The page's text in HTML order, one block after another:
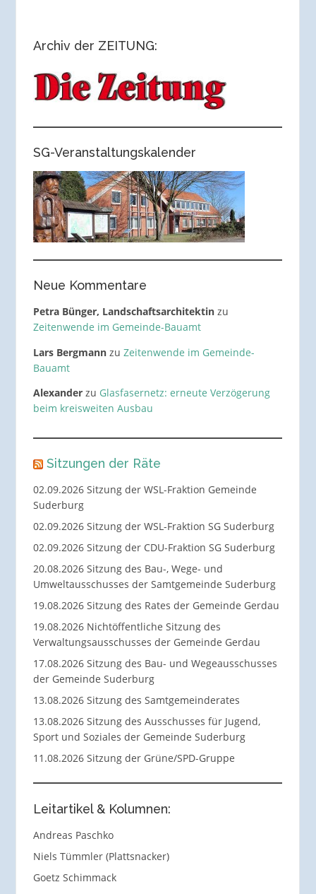
Archiv der ZEITUNG:
SG-Veranstaltungskalender
Neue Kommentare
Petra Bünger, Landschaftsarchitektinzu
Zeitenwende im Gemeinde-Bauamt
Lars Bergmannzu Zeitenwende im Gemeinde-
Bauamt
Alexanderzu Glasfasernetz: erneute Verzögerung
beim kreisweiten Ausbau
Sitzungen der Räte
02.09.2026 Sitzung der WSL-Fraktion Gemeinde
Suderburg
02.09.2026 Sitzung der WSL-Fraktion SG Suderburg
02.09.2026 Sitzung der CDU-Fraktion SG Suderburg
20.08.2026 Sitzung des Bau-, Wege- und
Umweltausschusses der Samtgemeinde Suderburg
19.08.2026 Sitzung des Rates der Gemeinde Gerdau
19.08.2026 Nichtöffentliche Sitzung des
Verwaltungsausschusses der Gemeinde Gerdau
17.08.2026 Sitzung des Bau- und Wegeausschusses
der Gemeinde Suderburg
13.08.2026 Sitzung des Samtgemeinderates
13.08.2026 Sitzung des Ausschusses für Jugend,
Sport und Soziales der Gemeinde Suderburg
11.08.2026 Sitzung der Grüne/SPD-Gruppe
Leitartikel & Kolumnen:
Andreas Paschko
Niels Tümmler (Plattsnacker)
Goetz Schimmack